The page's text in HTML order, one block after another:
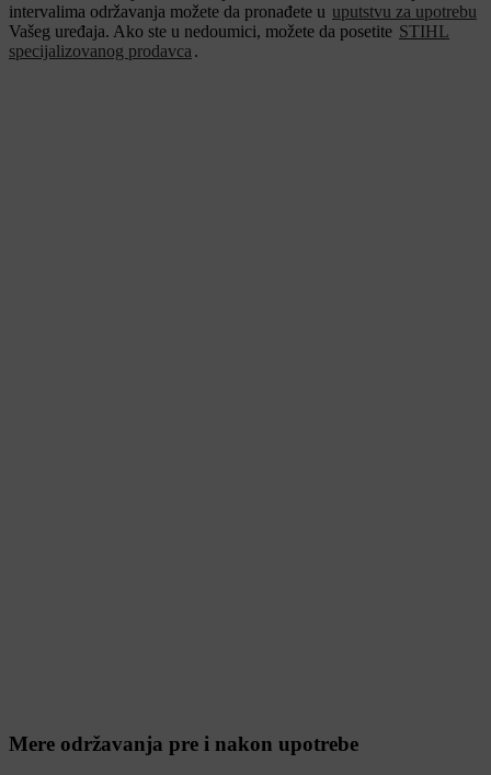
intervalima održavanja možete da pronađete u uputstvu za upotrebu
Vašeg uređaja. Ako ste u nedoumici, možete da posetite STIHL
specijalizovanog prodavca .
Mere održavanja pre i nakon upotrebe